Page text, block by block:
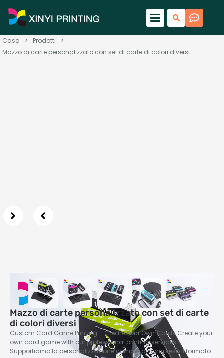
Casa > Prodotti
>
Mazzo di carte personalizzato con set di carte di colori diversi
Mazzo di carte personalizzato con set di carte
di colori diversi
Custom Card Game Printing – Create Your Own Cards Create your
own card game with our professional printing services.
Supportiamo la personalizzazione completa, compreso il formato